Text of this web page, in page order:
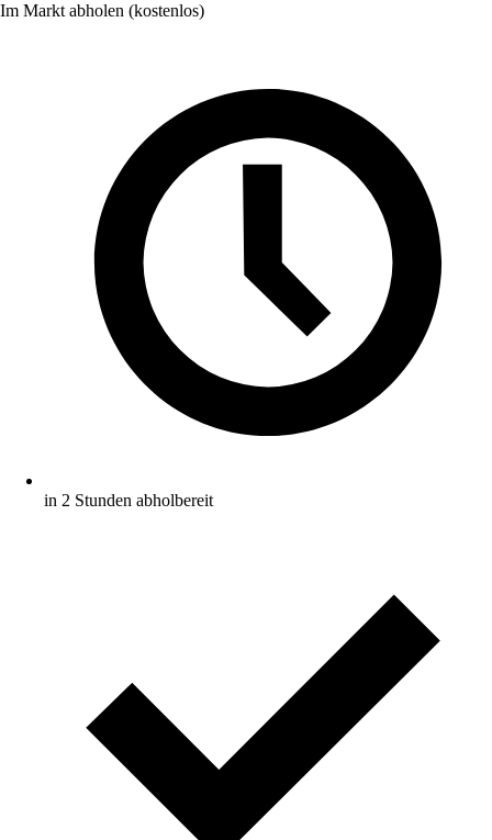
Im Markt abholen (kostenlos)
in 2 Stunden abholbereit